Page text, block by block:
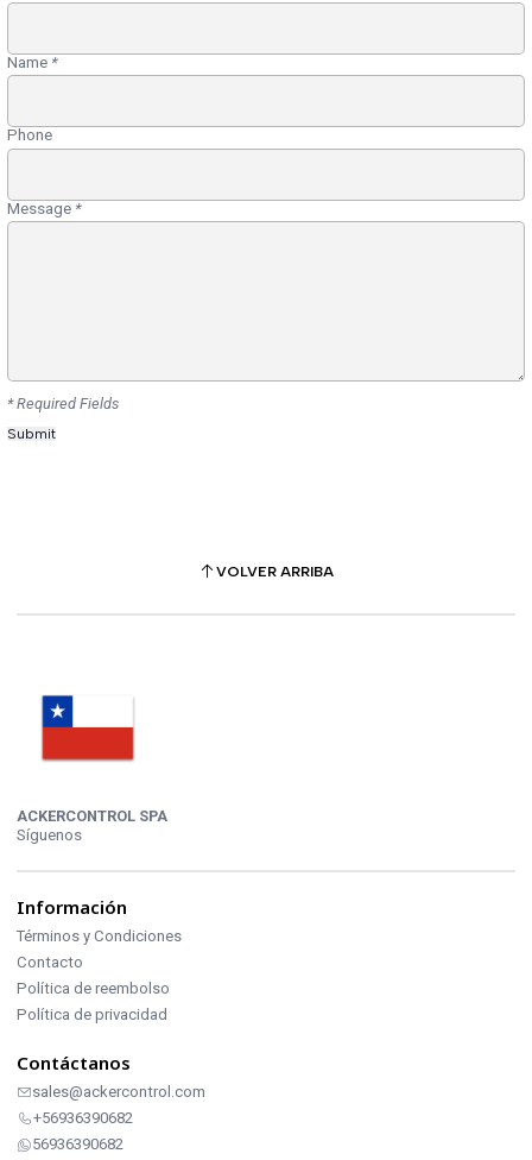
Name *
Phone
Message*
* Required Fields
VOLVER ARRIBA
ACKERCONTROL SPA
Síguenos
Información
Términos y Condiciones
Contacto
Política de reembolso
Política de privacidad
Contáctanos
sales@ackercontrol.com
+56936390682
56936390682